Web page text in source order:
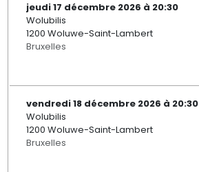
jeudi 17 décembre 2026 à 20:30
Wolubilis
1200 Woluwe-Saint-Lambert
Bruxelles
vendredi 18 décembre 2026 à 20:30
Wolubilis
1200 Woluwe-Saint-Lambert
Bruxelles